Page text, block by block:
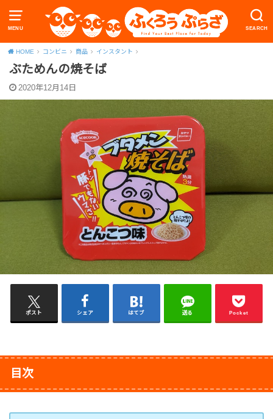
MENU SEARCH
HOME コンビニ 商品 インスタント
ぶためんの焼そば
2020年12月14日
ポスト シェア はてブ 送る Pocket
目次